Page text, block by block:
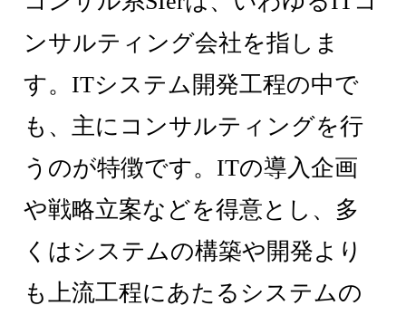
ンサルティング会社を指しま
す。ITシステム開発工程の中で
も、主にコンサルティングを行
うのが特徴です。ITの導入企画
や戦略立案などを得意とし、多
くはシステムの構築や開発より
も上流工程にあたるシステムの